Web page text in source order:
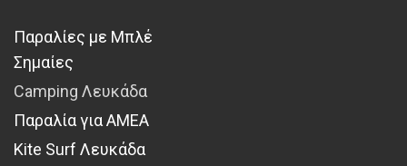
Παραλίες με Μπλέ
Σημαίες
Camping Λευκάδα
Παραλία για ΑΜΕΑ
Kite Surf Λευκάδα